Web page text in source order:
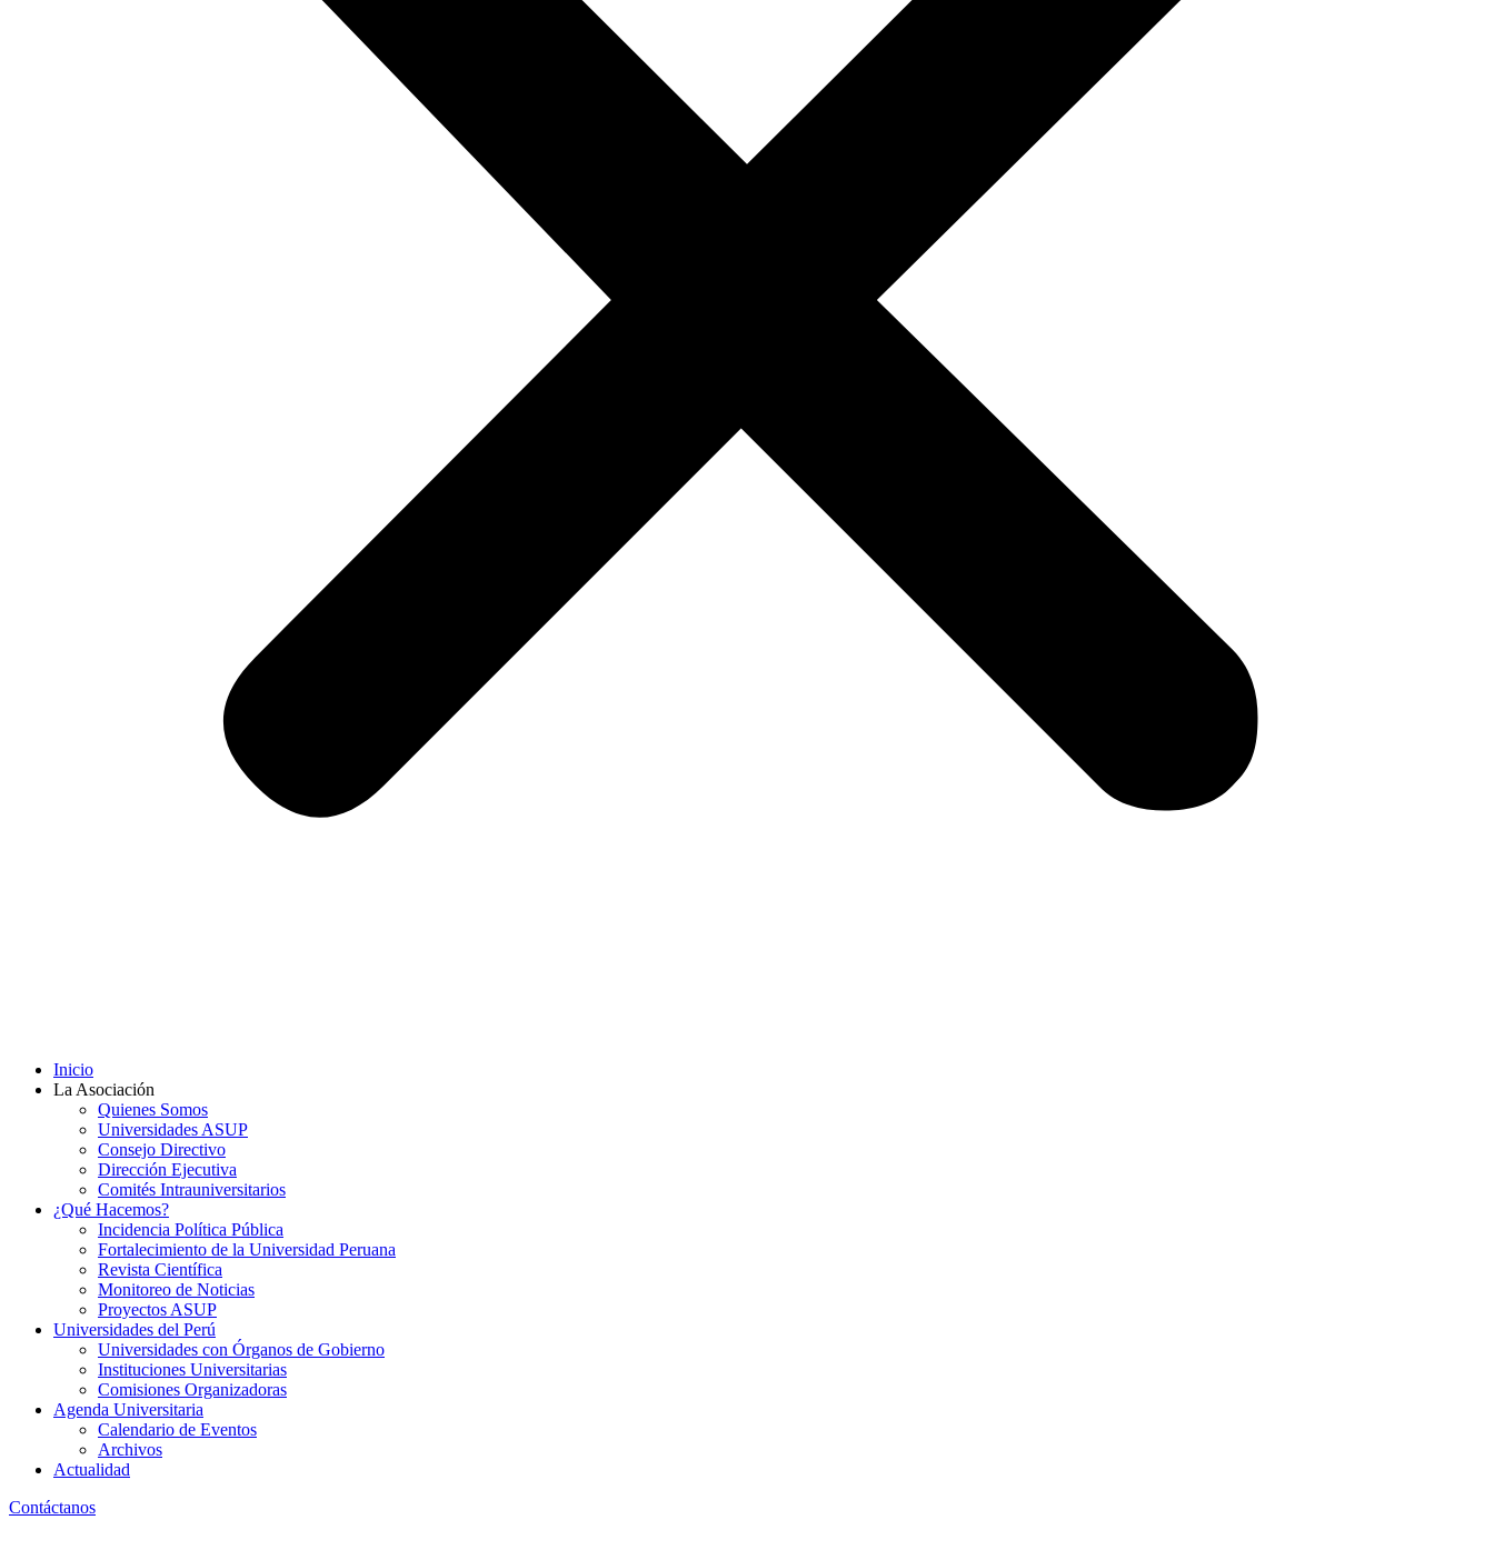
Inicio
La Asociación
Quienes Somos
Universidades ASUP
Consejo Directivo
Dirección Ejecutiva
Comités Intrauniversitarios
¿Qué Hacemos?
Incidencia Política Pública
Fortalecimiento de la Universidad Peruana
Revista Científica
Monitoreo de Noticias
Proyectos ASUP
Universidades del Perú
Universidades con Órganos de Gobierno
Instituciones Universitarias
Comisiones Organizadoras
Agenda Universitaria
Calendario de Eventos
Archivos
Actualidad
Contáctanos